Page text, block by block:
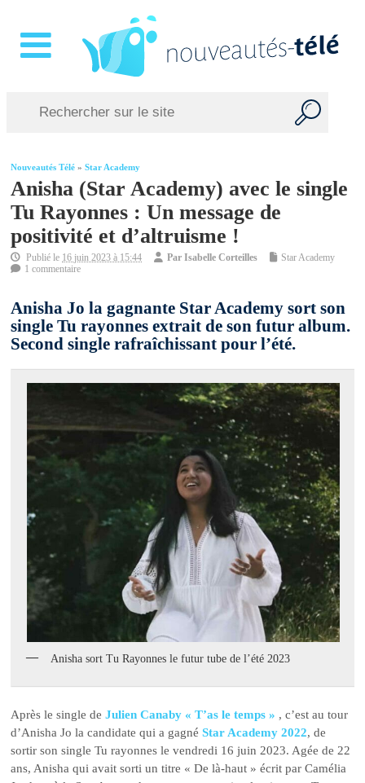
Nouveautés Télé »Star Academy
Anisha (Star Academy) avec le single
Tu Rayonnes : Un message de
positivité et d’altruisme !
Publié le 16 juin 2023 à 15:44 ParIsabelle Corteilles
Star Academy
1 commentaire
Anisha Jo la gagnante Star Academy sort son
single Tu rayonnes extrait de son futur album.
Second single rafraîchissant pour l’été.
Anisha sort Tu Rayonnes le futur tube de l’été 2023
Après le single deJulien Canaby « T’as le temps » , c’est au tour
d’Anisha Jo la candidate qui a gagnéStar Academy 2022, de
sortir son single Tu rayonnes le vendredi 16 juin 2023. Agée de 22
ans, Anisha qui avait sorti un titre « De là-haut » écrit par Camélia